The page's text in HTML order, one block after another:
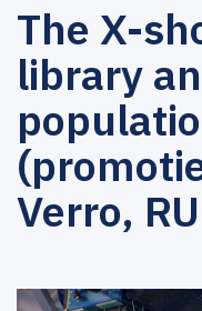
The X-
library
Verro,